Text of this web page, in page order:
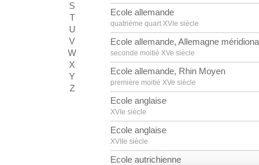
S
T
U
V
W
X
Y
Z
Ecole allemande
quatrième quart XVIe siècle
Ecole allemande, Allemagne
seconde moitié XVe siècle
Ecole allemande, Rhin Moyen
première moitié XVe siècle
Ecole anglaise
XVIe siècle
Ecole anglaise
XVIIe siècle
Ecole autrichienne